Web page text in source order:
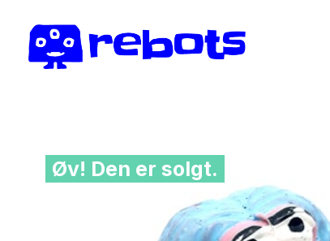
Øv! Den er solgt.